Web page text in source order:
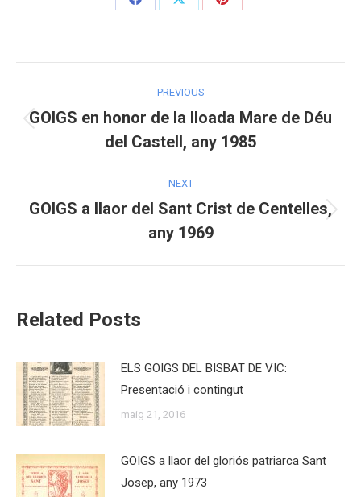
Share
Share
Share
navigation
PREVIOUS
Previous
post:
GOIGS en honor de la lloada Mare de Déu
del Castell, any 1985
NEXT
Next
post:
GOIGS a llaor del Sant Crist de Centelles,
any 1969
Related Posts
ELS GOIGS DEL BISBAT DE VIC:
Presentació i contingut
maig 21, 2016
GOIGS a llaor del gloriós patriarca Sant
Josep, any 1973